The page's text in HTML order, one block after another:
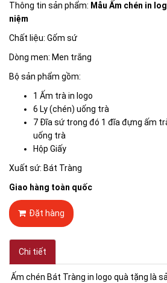
Thông tin sản phẩm: Mẫu Ấm chén in
niệm
Chất liệu: Gốm sứ
Dòng men: Men trắng
Bộ sản phẩm gồm:
1 Ấm trà in logo
6 Ly (chén) uống trà
7 Đĩa sứ trong đó 1 đĩa đựng ấm
uống trà
Hộp Giấy
Xuất sứ: Bát Tràng
Giao hàng toàn quốc
Đặt hàng
Chi tiết
Ấm chén Bát Tràng in logo quà tặng là